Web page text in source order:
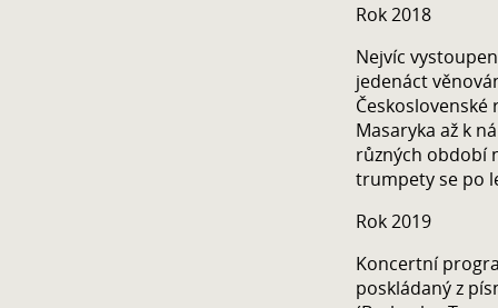
Rok 2018
Nejvíc
jedenáct
Československé
Masaryka až k
různých období
trumpety se po
Rok 2019
Koncertní
poskládaný z